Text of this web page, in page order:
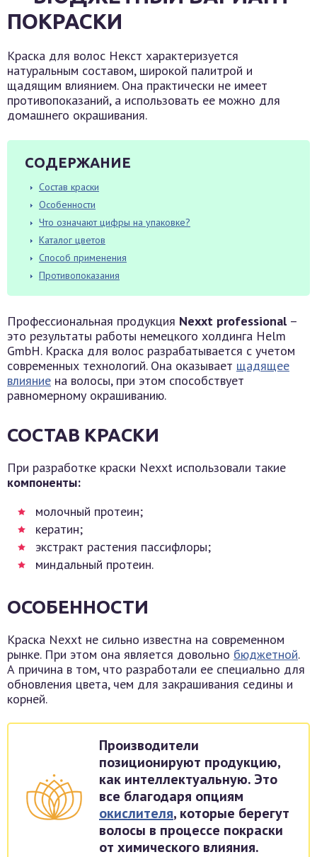
ПОКРАСКИ
Краска для волос Некст характеризуется
натуральным составом, широкой палитрой и
щадящим влиянием. Она практически не имеет
противопоказаний, а использовать ее можно для
домашнего окрашивания.
СОДЕРЖАНИЕ
Состав краски
Особенности
Что означают цифры на упаковке?
Каталог цветов
Способ применения
Противопоказания
Профессиональная продукция Nexxt professional–
это результаты работы немецкого холдинга Helm
GmbH. Краска для волос разрабатывается с учетом
современных технологий. Она оказывает щадящее
влияние на волосы, при этом способствует
равномерному окрашиванию.
СОСТАВ КРАСКИ
При разработке краски Nexxt использовали такие
компоненты:
молочный протеин;
кератин;
экстракт растения пассифлоры;
миндальный протеин.
ОСОБЕННОСТИ
Краска Nexxt не сильно известна на современном
рынке. При этом она является довольно бюджетной.
А причина в том, что разработали ее специально для
обновления цвета, чем для закрашивания седины и
корней.
Производители
позиционируют продукцию,
как интеллектуальную. Это
все благодаря опциям
окислителя, которые берегут
волосы в процессе покраски
от химического влияния.